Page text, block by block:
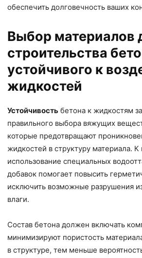
обеспечить долговечность ваших
Выбор материалов
строительства
устойчивого к
жидкостей
Устойчивость бетона к жидкостям
правильного выбора вяжущих
которые предотвращают
жидкостей в структуру материала. К
использование специальных
добавок помогает повысить
исключить возможные разрушения
влаги.
Состав бетона должен включать
минимизируют пористость
в структуре, тем меньше